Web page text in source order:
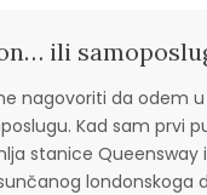
ili
nagovoriti da odem
Kad sam prvi
stanice Queensway
londonskoga